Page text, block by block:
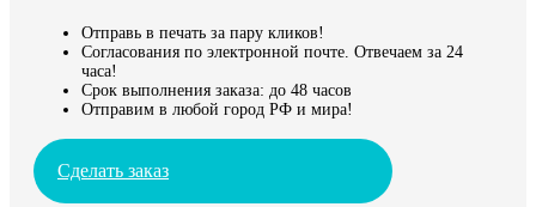
Отправь в печать за пару кликов!
Согласования по электронной почте. Отвечаем за 24
часа!
Срок выполнения заказа: до 48 часов
Отправим в любой город РФ и мира!
Сделать заказ